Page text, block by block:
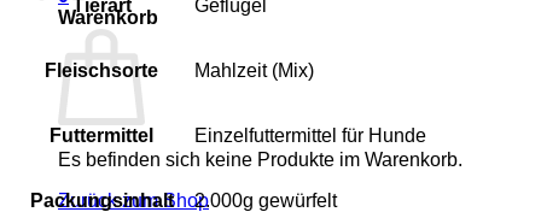
Warenkorb
Es befinden sich keine Produkte im Warenkorb.
Zurück zum Shop
Tierart Geflügel
Fleischsorte Mahlzeit (Mix)
Futtermittel Einzelfuttermittel für Hunde
Packungsinhalt 2.000g gewürfelt